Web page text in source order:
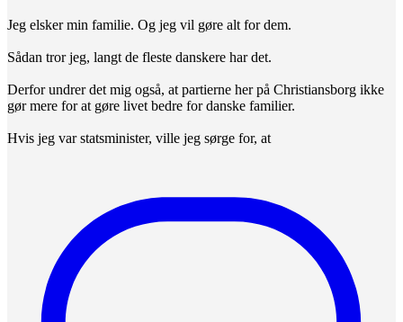
Jeg elsker min familie. Og jeg vil gøre alt for dem.
Sådan tror jeg, langt de fleste danskere har det.
Derfor undrer det mig også, at partierne her på Christiansborg ikke
gør mere for at gøre livet bedre for danske familier.
Hvis jeg var statsminister, ville jeg sørge for, at